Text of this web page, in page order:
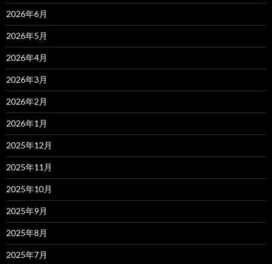
2026年6月
2026年5月
2026年4月
2026年3月
2026年2月
2026年1月
2025年12月
2025年11月
2025年10月
2025年9月
2025年8月
2025年7月